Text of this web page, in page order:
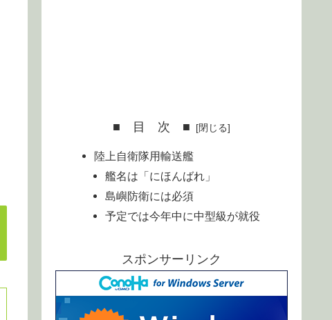
■ 目 次 ■
陸上自衛隊用輸送艦
艦名は「にほんばれ」
島嶼防衛には必須
予定では今年中に中型級が就役
スポンサーリンク